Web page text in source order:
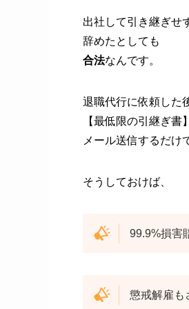
出社して引き継ぎせ
辞めたとしても
合法なんです。
退職代行に依頼した
【最低限の引継ぎ書
メール送信するだけ
そうしておけば、
99.9%損害
懲戒解雇も